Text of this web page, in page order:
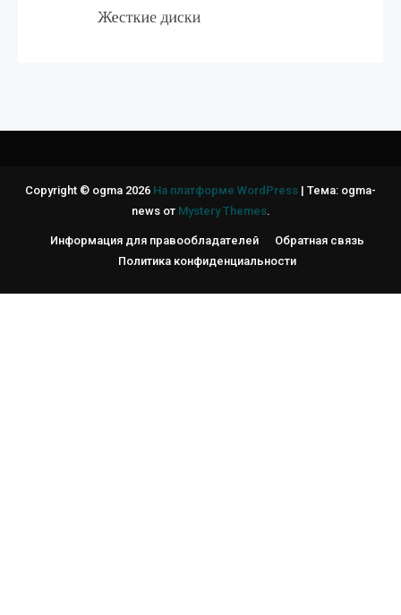
Copyright © ogma 2026 На платформе WordPress | Тема: ogma-
news от Mystery Themes.
Информация для правообладателей
Обратная связь
Политика конфиденциальности